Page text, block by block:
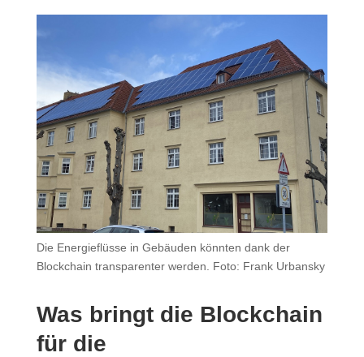
Die Energieflüsse in Gebäuden könnten dank der
Blockchain transparenter werden. Foto: Frank Urbansky
Was bringt die Block­chain
für die